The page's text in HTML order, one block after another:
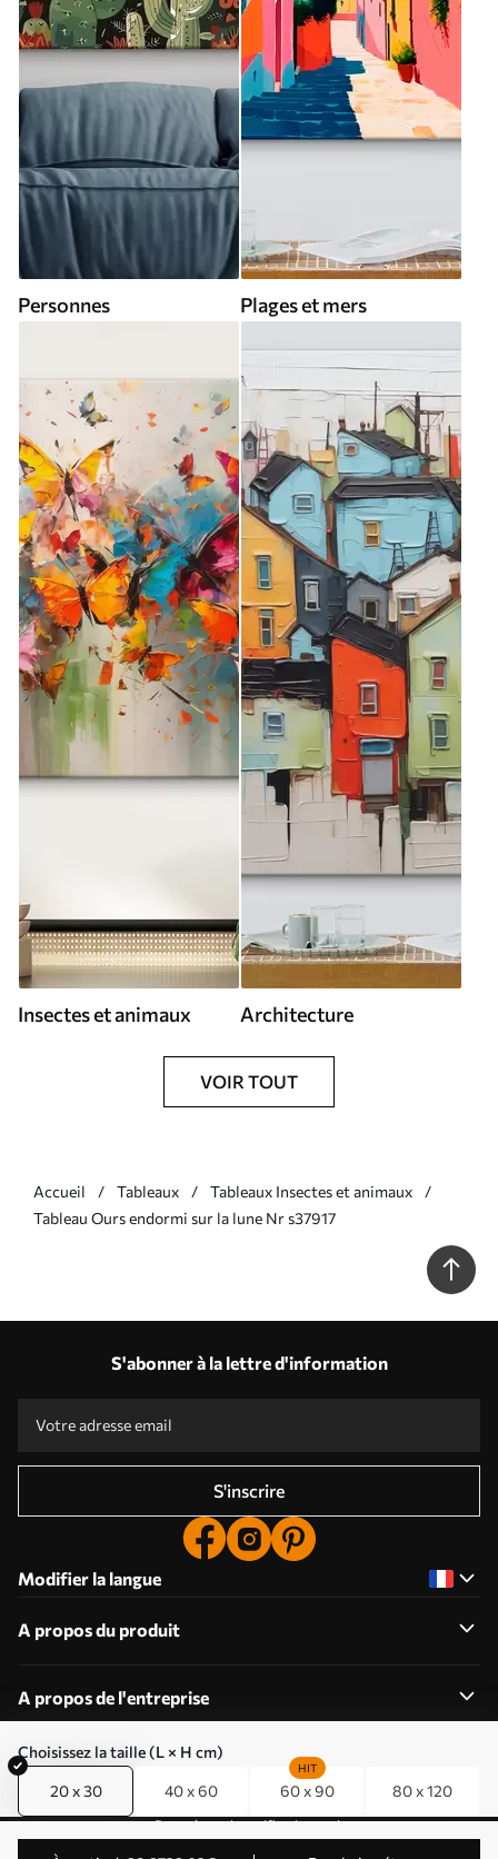
Choisissez la taille (L × H cm)
20 x 30 40 x 60 60 x 90
HIT
80 x 120
Personnes Plages et mers
Insectes et animaux Architecture
VOIR TOUT
Accueil Tableaux
Tableaux Insectes et animaux
Tableau Ours endormi sur la lune Nr s37917
S'abonner à la lettre d'information
S'inscrire
Modifier la langue
A propos du produit
A propos de l'entreprise
Modifier les autorisations relatives aux cookies
Paramètres de notification push
© 2011-2026 Uwalls . Tous droits réservés. Exploité par